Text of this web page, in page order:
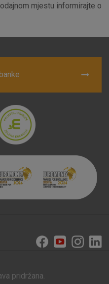
mjestu informirajte o
pridržana.